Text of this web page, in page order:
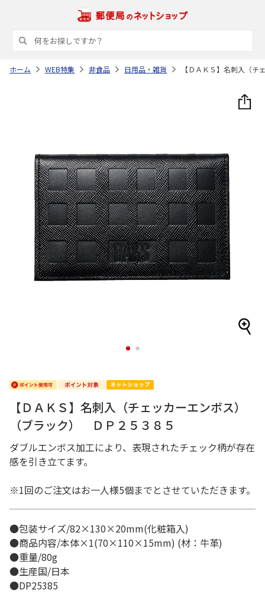
ホーム WEB特集 非食品 日用品・雑貨 【ＤＡＫＳ】名刺入（
1 2
【ＤＡＫＳ】名刺入（チェッカーエンボス）
（ブラック） ＤＰ２５３８５
ダブルエンボス加工により、表現されたチェック柄が存在
感を引き立てます。
※1回のご注文はお一人様5個までとさせていただきます。
●包装サイズ/82×130×20mm(化粧箱入)
●商品内容/本体×1(70×110×15mm) (材：牛革)
●重量/80g
●生産国/日本
●DP25385